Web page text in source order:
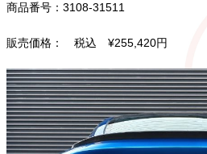
商品番号：3108-31511
販売価格： 税込 ¥255,420円